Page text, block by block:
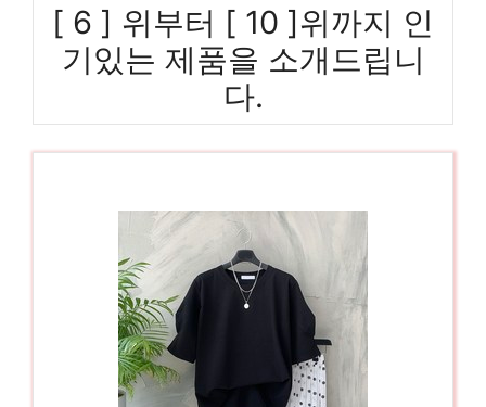
[ 6 ] 위부터 [ 10 ]위까지 인
기있는 제품을 소개드립니
다.